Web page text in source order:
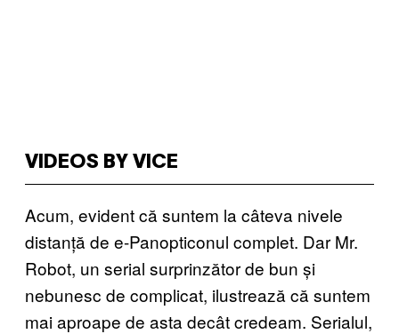
VIDEOS BY VICE
Acum, evident că suntem la câteva nivele
distanță de e-Panopticonul complet. Dar Mr.
Robot, un serial surprinzător de bun și
nebunesc de complicat, ilustrează că suntem
mai aproape de asta decât credeam. Serialul,